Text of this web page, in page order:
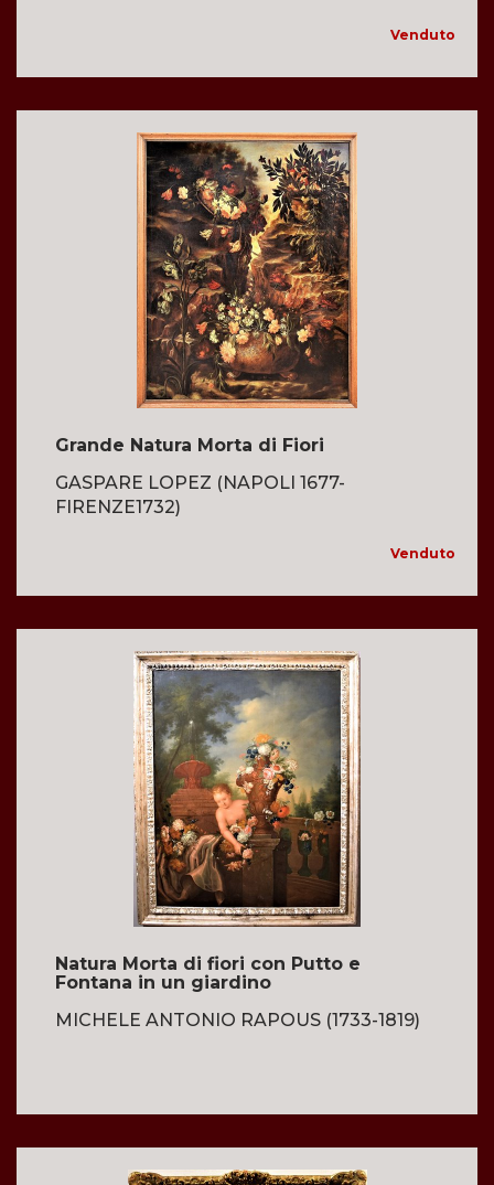
Venduto
Grande Natura Morta di Fiori
GASPARE LOPEZ (NAPOLI 1677-
FIRENZE1732)
Venduto
Natura Morta di fiori con Putto e
Fontana in un giardino
MICHELE ANTONIO RAPOUS (1733-1819)